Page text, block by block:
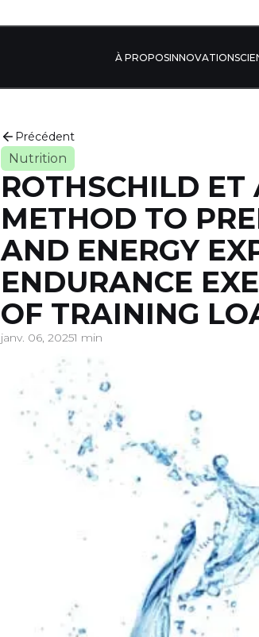
INNOVATION
À PROPOS
Précédent
Nutrition
ROTHSCHILD
METHOD TO
AND ENERGY
ENDURANCE
OF TRAINING
janv. 06, 20251 min